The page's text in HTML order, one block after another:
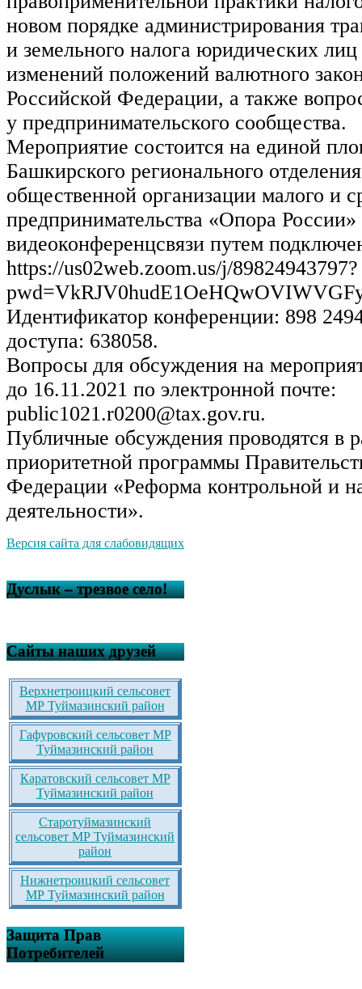
новом порядке администрирования
и земельного налога юридических
изменений положений валютного
Российской Федерации, а также
у предпринимательского сообщества.
Мероприятие состоится на единой
Башкирского регионального
общественной организации малого и
предпринимательства «Опора
видеоконференцсвязи путем
https://us02web.zoom.us/j/89824943797?
Идентификатор конференции: 898
доступа: 638058.
Вопросы для обсуждения на
до 16.11.2021 по электронной почте:
public1021.r0200@tax.gov.ru.
Публичные обсуждения проводятся в
приоритетной программы
Федерации «Реформа контрольной и
деятельности».
Версия сайта для слабовидящих
Дуслык – трезвое село!
Сайты наших друзей
Верхнетроицкий сельсовет
МР Туймазинский район
Гафуровский сельсовет МР
Туймазинский район
Каратовский сельсовет МР
Туймазинский район
Старотуймазинский
сельсовет МР Туймазинский
район
Нижнетроицкий сельсовет
МР Туймазинский район
Защита Прав
Потребителей